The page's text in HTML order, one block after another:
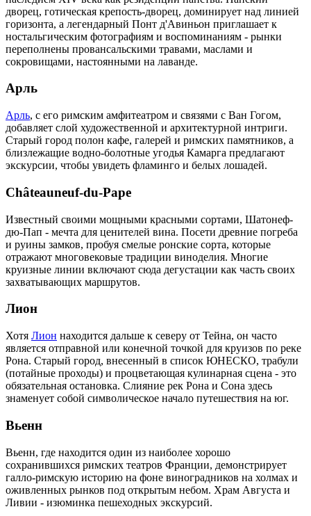
дворец, готическая крепость-дворец, доминирует над линией
горизонта, а легендарный Понт д'Авиньон приглашает к
ностальгическим фотографиям и воспоминаниям - рынки
переполнены провансальскими травами, маслами и
сокровищами, настоянными на лаванде.
Арль
Арль, с его римским амфитеатром и связями с Ван Гогом,
добавляет слой художественной и архитектурной интриги.
Старый город полон кафе, галерей и римских памятников, а
близлежащие водно-болотные угодья Камарга предлагают
экскурсии, чтобы увидеть фламинго и белых лошадей.
Châteauneuf-du-Pape
Известный своими мощными красными сортами, Шатонеф-
дю-Пап - мечта для ценителей вина. Посети древние погреба
и руины замков, пробуя смелые ронские сорта, которые
отражают многовековые традиции виноделия. Многие
круизные линии включают сюда дегустации как часть своих
захватывающих маршрутов.
Лион
Хотя Лион находится дальше к северу от Тейна, он часто
является отправной или конечной точкой для круизов по реке
Рона. Старый город, внесенный в список ЮНЕСКО, трабули
(потайные проходы) и процветающая кулинарная сцена - это
обязательная остановка. Слияние рек Рона и Сона здесь
знаменует собой символическое начало путешествия на юг.
Вьенн
Вьенн, где находится один из наиболее хорошо
сохранившихся римских театров Франции, демонстрирует
галло-римскую историю на фоне виноградников на холмах и
оживленных рынков под открытым небом. Храм Августа и
Ливии - изюминка пешеходных экскурсий.